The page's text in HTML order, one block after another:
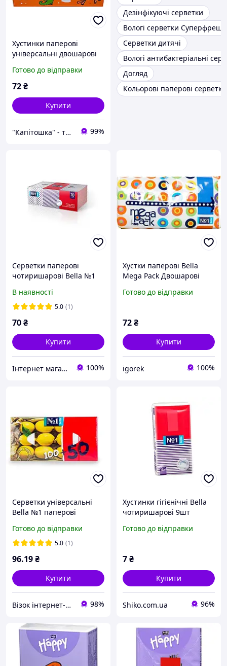
Хустинки паперові
універсальні двошарові
50 шт
Готово до відправки
72₴
Купити
"Капітошка" - турбота про близьких у кожній домівці! 99%
Дезінфікуючі серветки
Вологі серветки Суперфреш
Серветки дитячі
Вологі антибактеріальні
Догляд
Кольорові паперові серветки
Серветки паперові
чотиришарові Bella №1
В наявності
5.0 (1)
70₴
Купити
Інтернет магазин Pamp-Pamp 100%
Хустки паперові Bella
Mega Pack Двошарові
Готово до відправки
72₴
Купити
igorek 100%
Серветки універсальні
Bella №1 паперові
Лимон (5900516421861)
Готово до відправки
5.0 (1)
96.19₴
Купити
Візок інтернет-магазин 98%
Хустинки гігієнічні Bella
чотиришарові 9шт
Готово до відправки
7₴
Купити
Shiko.com.ua 96%